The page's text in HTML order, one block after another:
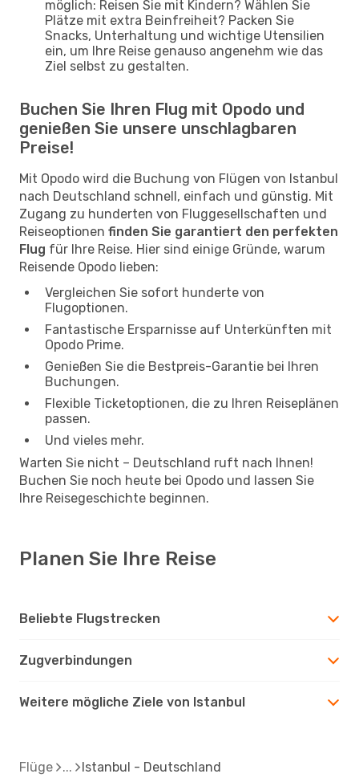
möglich: Reisen Sie mit Kindern? Wählen Sie
Plätze mit extra Beinfreiheit? Packen Sie
Snacks, Unterhaltung und wichtige Utensilien
ein, um Ihre Reise genauso angenehm wie das
Ziel selbst zu gestalten.
Buchen Sie Ihren Flug mit Opodo und
genießen Sie unsere unschlagbaren
Preise!
Mit Opodo wird die Buchung von Flügen von Istanbul
nach Deutschland schnell, einfach und günstig. Mit
Zugang zu hunderten von Fluggesellschaften und
Reiseoptionen finden Sie garantiert den perfekten
Flug für Ihre Reise. Hier sind einige Gründe, warum
Reisende Opodo lieben:
Vergleichen Sie sofort hunderte von
Flugoptionen.
Fantastische Ersparnisse auf Unterkünften mit
Opodo Prime.
Genießen Sie die Bestpreis-Garantie bei Ihren
Buchungen.
Flexible Ticketoptionen, die zu Ihren Reiseplänen
passen.
Und vieles mehr.
Warten Sie nicht – Deutschland ruft nach Ihnen!
Buchen Sie noch heute bei Opodo und lassen Sie
Ihre Reisegeschichte beginnen.
Planen Sie Ihre Reise
Beliebte Flugstrecken
Zugverbindungen
Weitere mögliche Ziele von Istanbul
Flüge Istanbul - Deutschland